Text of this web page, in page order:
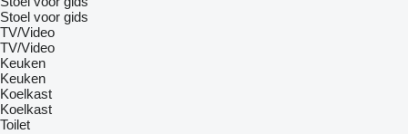
Stoel voor gids
TV/Video
TV/Video
Keuken
Keuken
Koelkast
Koelkast
Toilet